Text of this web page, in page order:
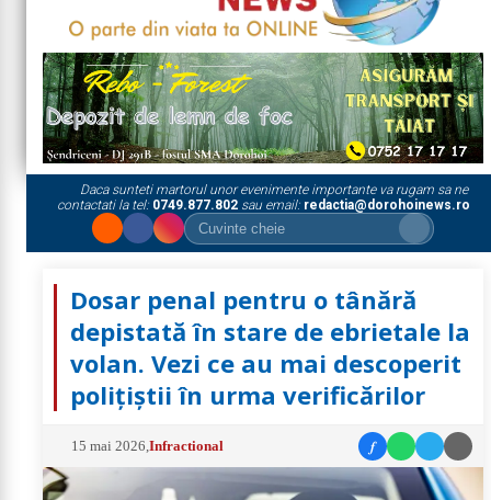
Daca sunteti martorul unor evenimente importante va rugam sa ne
contactati la tel: 0749.877.802sau email: redactia@dorohoinews.ro
Dosar penal pentru o tânără
depistată în stare de ebrietale la
volan. Vezi ce au mai descoperit
polițiștii în urma verificărilor
15 mai 2026 ,Infractional f